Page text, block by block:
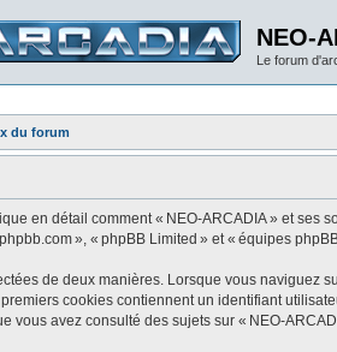
NEO-
Le forum
du forum
en détail comment « NEO-ARCADIA » et ses
», « phpBB Limited » et « équipes
de deux manières. Lorsque vous naviguez
cookies contiennent un identifiant
vous avez consulté des sujets sur « NEO-